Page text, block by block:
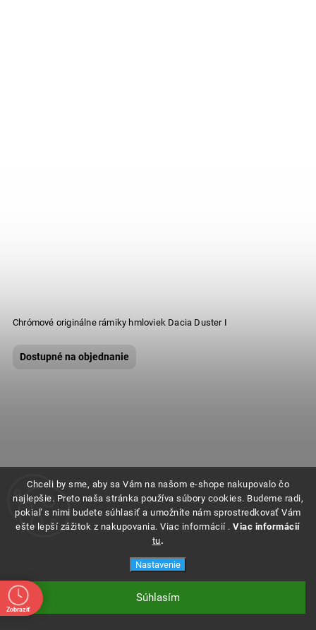
Chceli by sme, aby sa Vám na našom e-shope nakupovalo čo
najlepšie. Preto naša stránka používa súbory cookies. Budeme radi,
pokiaľ s nimi budete súhlasiť a umožníte nám sprostredkovať Vám
ešte lepší zážitok z nakupovania. Viac informácií .Viac informácií
tu.
Nastavenie
Súhlasím
Chrómové originálne rámiky hmloviek Dacia Duster I
Dostupné na objednanie
Zobraziť